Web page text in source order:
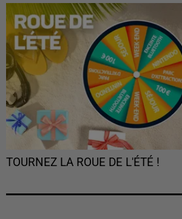
TOURNEZ LA ROUE DE L'ÉTÉ !